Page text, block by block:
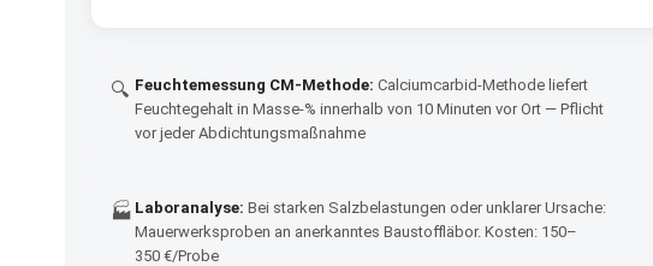
🔍 Feuchtemessung CM-Methode: Calciumcarbid-Methode liefert
Feuchtegehalt in Masse-% innerhalb von 10 Minuten vor Ort — Pflicht
vor jeder Abdichtungsmaßnahme
🏭 Laboranalyse: Bei starken Salzbelastungen oder unklarer Ursache:
Mauerwerksproben an anerkanntes Baustoffläbor. Kosten: 150–
350 €/Probe